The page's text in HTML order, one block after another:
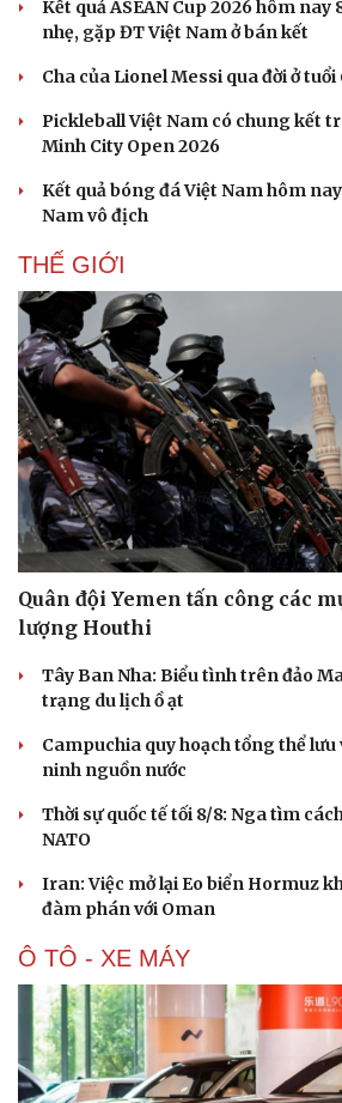
Du lịch
Tư vấn
Săn Tour
check-in
Câu
Đọc
Cửa
Kể
Hạt
Kết quả ASEAN Cup 2026 hôm
nhẹ, gặp ĐT Việt Nam ở bán kết
Cha của Lionel Messi qua đời ở tuổi
Pickleball Việt Nam có chung kết
Minh City Open 2026
Kết quả bóng đá Việt Nam hôm
Nam vô địch
THẾ GIỚI
Quân đội Yemen tấn công các
lượng Houthi
Tây Ban Nha: Biểu tình trên đảo
trạng du lịch ồ ạt
Campuchia quy hoạch tổng thể
ninh nguồn nước
Thời sự quốc tế tối 8/8: Nga tìm
NATO
Iran: Việc mở lại Eo biển Hormuz
đàm phán với Oman
Ô TÔ - XE MÁY